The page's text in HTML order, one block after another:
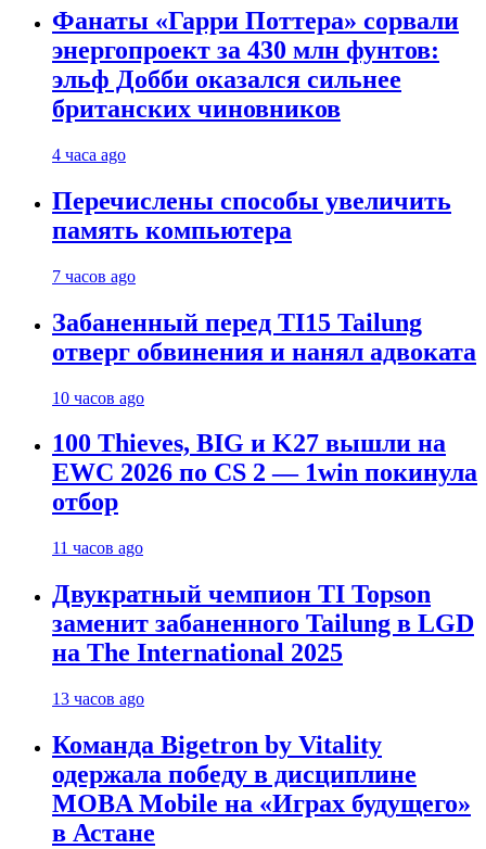
Фанаты «Гарри Поттера» сорвали
энергопроект за 430 млн фунтов:
эльф Добби оказался сильнее
британских чиновников
4 часа ago
Перечислены способы увеличить
память компьютера
7 часов ago
Забаненный перед TI15 Tailung
отверг обвинения и нанял адвоката
10 часов ago
100 Thieves, BIG и K27 вышли на
EWC 2026 по CS 2 — 1win покинула
отбор
11 часов ago
Двукратный чемпион TI Topson
заменит забаненного Tailung в LGD
на The International 2025
13 часов ago
Команда Bigetron by Vitality
одержала победу в дисциплине
MOBA Mobile на «Играх будущего»
в Астане